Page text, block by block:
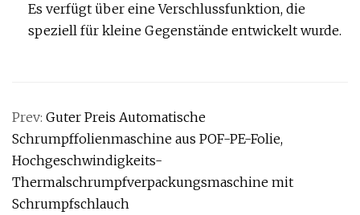
Es verfügt über eine Verschlussfunktion, die
speziell für kleine Gegenstände entwickelt wurde.
Prev: Guter Preis Automatische
Schrumpffolienmaschine aus POF-PE-Folie,
Hochgeschwindigkeits-
Thermalschrumpfverpackungsmaschine mit
Schrumpfschlauch